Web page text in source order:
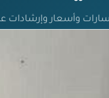
وأسعار